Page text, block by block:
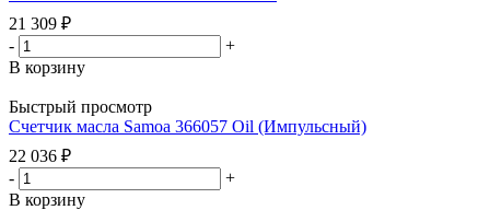
21 309 ₽
-
+
В корзину
Быстрый просмотр
Счетчик масла Samoa 366057 Oil (Импульсный)
22 036 ₽
-
+
В корзину